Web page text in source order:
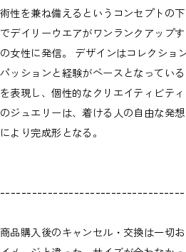
術性を兼ね備えるというコンセプトの
でデイリーウエアがワンランクアップ
の女性に発信。 デザインはコレクショ
パッションと経験がベースとなってい
を表現し、個性的なクリエイティビテ
のジュエリーは、着ける人の自由な発
により完成形となる。
商品購入後のキャンセル・交換は一切お